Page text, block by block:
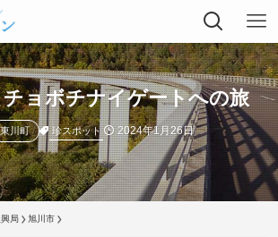
ョボチナイゲートへの旅
東川町 珍スポット
2024年1月26日
局 旭川市